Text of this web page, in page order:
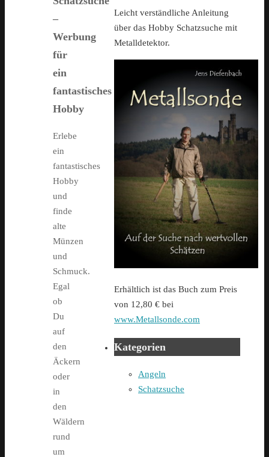
–
Werbung
für
ein
fantastisches
Hobby
Erlebe
ein
fantastisches
Hobby
und
finde
alte
Münzen
und
Schmuck.
Egal
ob
Du
auf
den
Äckern
oder
in
den
Wäldern
rund
um
Leicht verständliche Anleitung
über das Hobby Schatzsuche mit
Metalldetektor.
Erhältlich ist das Buch zum Preis
von 12,80 € bei
www.Metallsonde.com
Kategorien
Angeln
Schatzsuche